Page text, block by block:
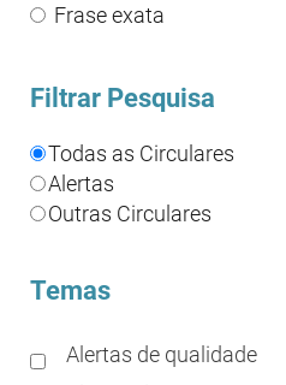
Frase exata
Filtrar Pesquisa
Todas as Circulares
Alertas
Outras Circulares
Temas
Alertas de qualidade